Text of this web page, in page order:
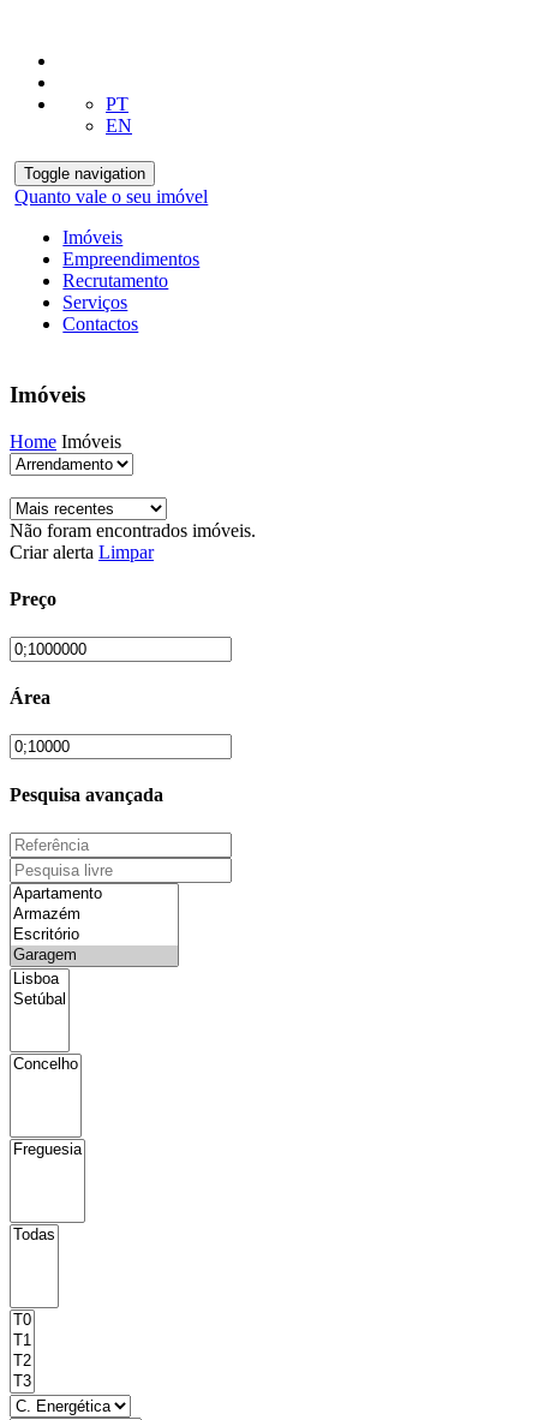
PT
EN
Toggle navigation
Quanto vale o seu imóvel
Imóveis
Empreendimentos
Recrutamento
Serviços
Contactos
Imóveis
Home Imóveis
Não foram encontrados imóveis.
Criar alerta Limpar
Preço
Área
Pesquisa avançada